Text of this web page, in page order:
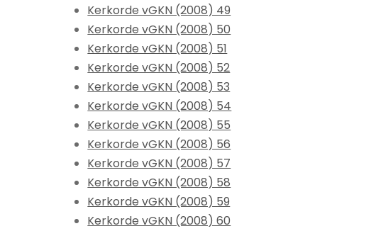
Kerkorde vGKN (2008) 49
Kerkorde vGKN (2008) 50
Kerkorde vGKN (2008) 51
Kerkorde vGKN (2008) 52
Kerkorde vGKN (2008) 53
Kerkorde vGKN (2008) 54
Kerkorde vGKN (2008) 55
Kerkorde vGKN (2008) 56
Kerkorde vGKN (2008) 57
Kerkorde vGKN (2008) 58
Kerkorde vGKN (2008) 59
Kerkorde vGKN (2008) 60